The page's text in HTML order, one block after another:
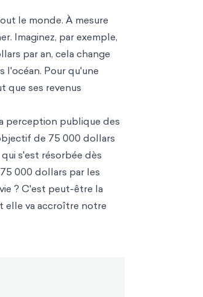
le monde. À mesure
Imaginez, par exemple,
par an, cela change
l'océan. Pour qu'une
que ses revenus
perception publique des
de 75 000 dollars
s'est résorbée dès
000 dollars par les
? C'est peut-être la
elle va accroître notre